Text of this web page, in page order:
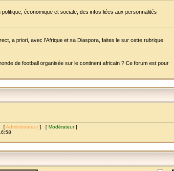
économique et sociale; des infos liées aux personnalités
a priori, avec l’Afrique et sa Diaspora, faites le sur cette rubrique.
de football organisée sur le continent africain ? Ce forum est pour
[Administrateur ] [ Modérateur]